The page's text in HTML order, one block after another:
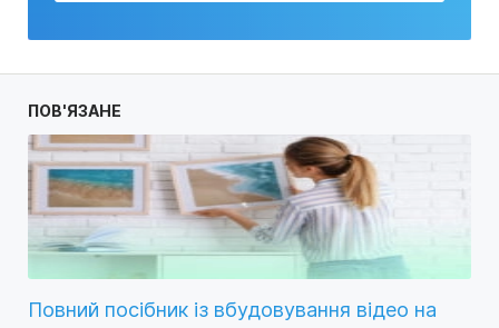
ПОВ'ЯЗАНЕ
Повний посібник із вбудовування відео на